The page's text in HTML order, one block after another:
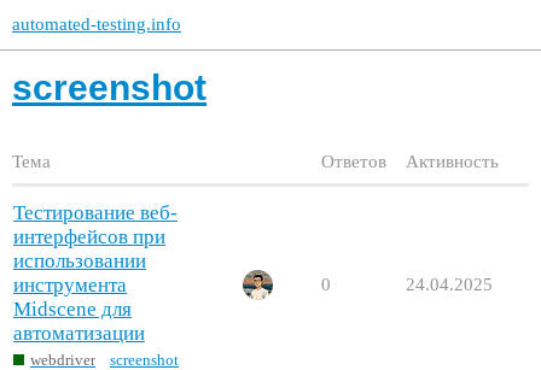
automated-testing.info
screenshot
Тема Ответов Активность
Тестирование веб-
интерфейсов при
использовании
инструмента
Midscene для
автоматизации
webdriver screenshot
0 24.04.2025